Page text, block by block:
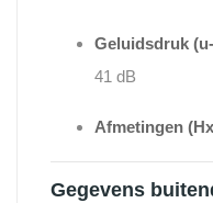
Geluidsdruk
41 dB
Afmetingen
Gegevens